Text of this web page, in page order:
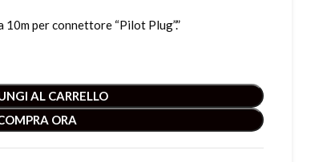
10m per connettore “Pilot Plug”.”
AL CARRELLO
ORA